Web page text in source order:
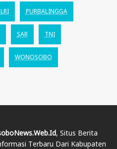
PURBALINGGA
SAR TNI
WONOSOBO
, Situs Berita
Terbaru Dari Kabupaten